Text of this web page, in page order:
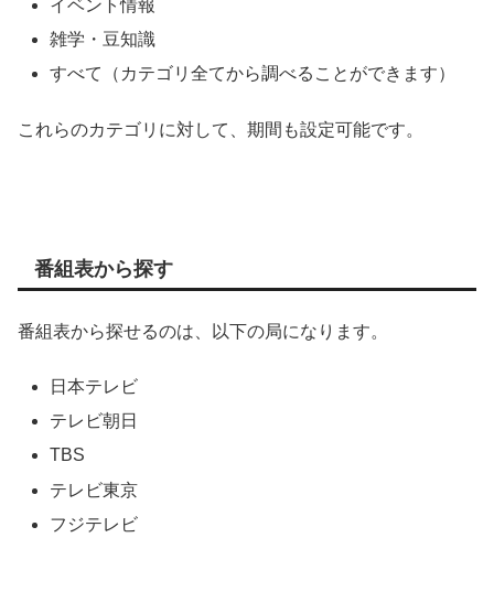
イベント情報
雑学・豆知識
すべて（カテゴリ全てから調べることができます）
これらのカテゴリに対して、期間も設定可能です。
番組表から探す
番組表から探せるのは、以下の局になります。
日本テレビ
テレビ朝日
TBS
テレビ東京
フジテレビ